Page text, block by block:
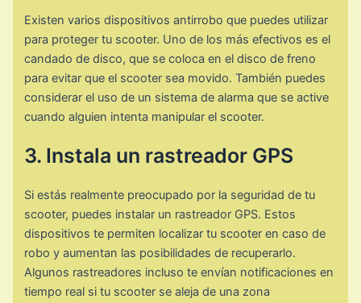
Existen varios dispositivos antirrobo que puedes utilizar
para proteger tu scooter. Uno de los más efectivos es el
candado de disco, que se coloca en el disco de freno
para evitar que el scooter sea movido. También puedes
considerar el uso de un sistema de alarma que se active
cuando alguien intenta manipular el scooter.
3. Instala un rastreador GPS
Si estás realmente preocupado por la seguridad de tu
scooter, puedes instalar un rastreador GPS. Estos
dispositivos te permiten localizar tu scooter en caso de
robo y aumentan las posibilidades de recuperarlo.
Algunos rastreadores incluso te envían notificaciones en
tiempo real si tu scooter se aleja de una zona